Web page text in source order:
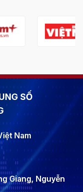
SỐ
Nam
Giang, Nguyễn